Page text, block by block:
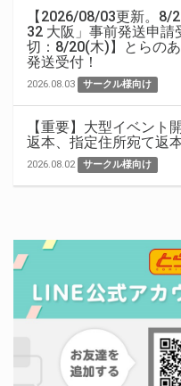
【2026/08/03更新。8/
32 大阪」事前発送申
切：8/20(木)】とらの
発送受付！
2026.08.03 サークル様向け
【重要】大型イベント
返本、指定住所宛て返
2026.08.02 サークル様向け